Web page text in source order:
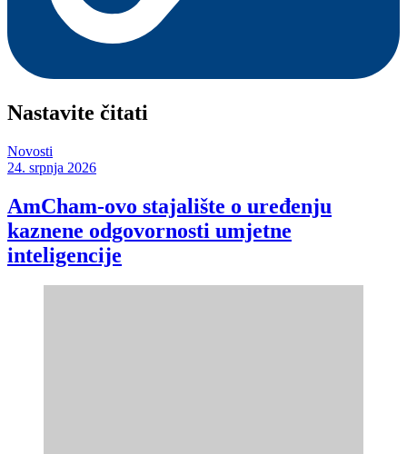
Nastavite čitati
Novosti
24. srpnja 2026
AmCham-ovo stajalište o uređenju
kaznene odgovornosti umjetne
inteligencije